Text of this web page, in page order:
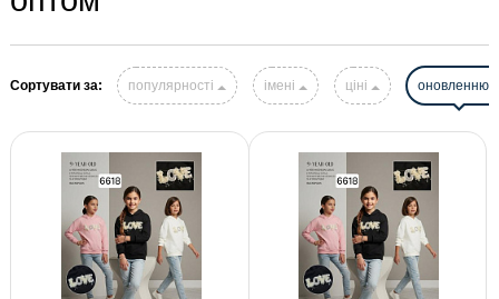
Сортувати за: популярності імені ціні оновленню